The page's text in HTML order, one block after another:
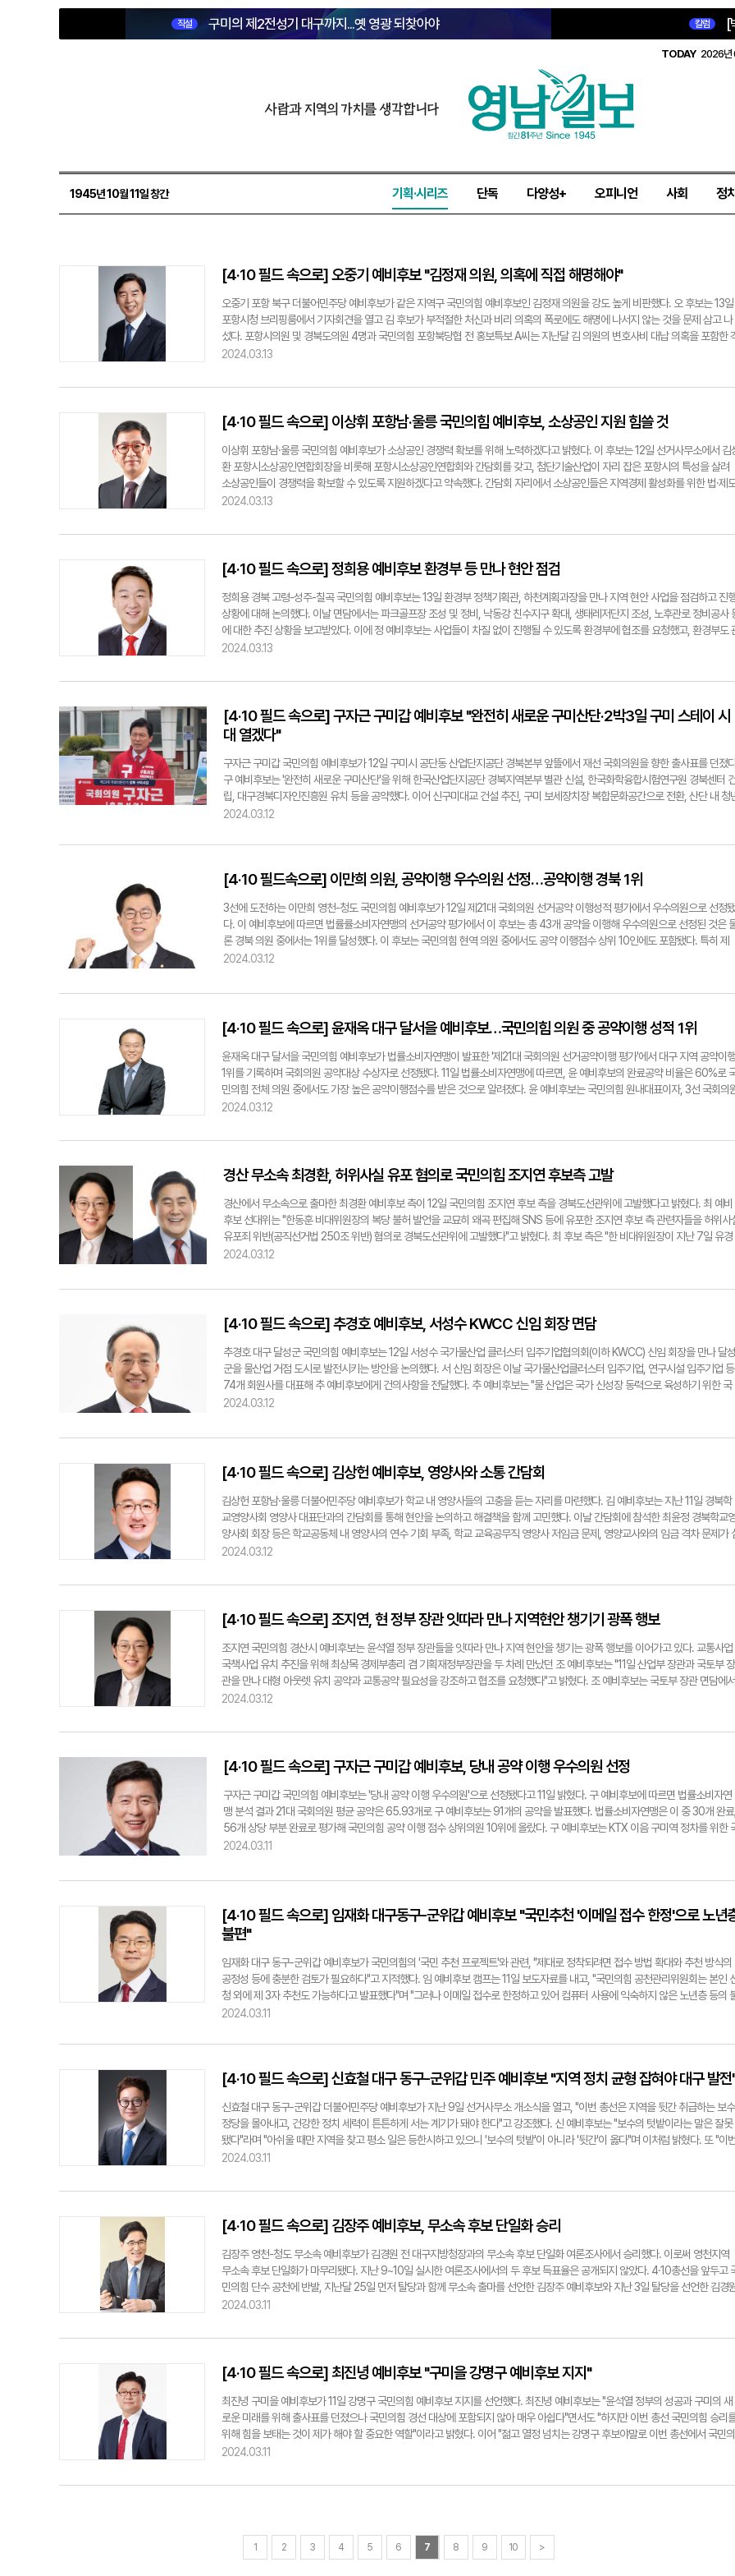
직설 구미의 제2전성기 대구까지...옛 영광 되찾아야 칼럼 [
TODAY 2026년
사람과 지역의 가치를 생각합니다
1945년 10월 11일 창간 기획·시리즈 단독 다양성+ 오피니언 사회 정치
[4·10 필드 속으로] 오중기 예비후보 "김정재 의원, 의혹에 직접 해명해야"
오중기 포항 북구 더불어민주당 예비후보가 같은 지역구 국민의힘 예비후보인 김정재 의원을 강도 높게 비판했다. 오 후보는 13일
포항시청 브리핑룸에서 기자회견을 열고 김 후보가 부적절한 처신과 비리 의혹의 폭로에도 해명에 나서지 않는 것을 문제 삼고 나
섰다. 포항시의원 및 경북도의원 4명과 국민의힘 포항북당협 전 홍보특보 A씨는 지난달 김 의원의 변호사비 대납 의혹을 포함한
종 비리를 폭로하는 기자회견을 잇따라 열었으며, 이에 김 의원 측은 "명백한 허위사실이다"라고 주장한 바 있다. 오중기 예비후보
다"라며 "만약 비리 의혹이 단 하나라도 사실로 밝혀진다면 의원직을 즉각 사퇴하겠다고 약속하라"고 요구했다. 전준혁기자
2024.03.13
[4·10 필드 속으로] 이상휘 포항남·울릉 국민의힘 예비후보, 소상공인 지원 힘쓸 것
이상휘 포항남·울릉 국민의힘 예비후보가 소상공인 경쟁력 확보를 위해 노력하겠다고 밝혔다. 이 후보는 12일 선거사무소에서 김
환 포항시소상공인연합회장을 비롯해 포항시소상공인연합회와 간담회를 갖고, 첨단기술산업이 자리 잡은 포항시의 특성을 살려
소상공인들이 경쟁력을 확보할 수 있도록 지원하겠다고 약속했다. 간담회 자리에서 소상공인들은 지역경제 활성화를 위한 법·제
적 보완, 정책 방향, 근무 현장에서 느끼는 애로사항 등을 건의했다. 이상휘 예비후보는 "소상공인과 중소 자영업자의 위기는 우리
골목상권의 보호를 위한 법 개정과 지역경제 활성화를 위한 예산 증액을 위해 전력을 기울이겠다"고 말했다. 전준혁기자
2024.03.13
[4·10 필드 속으로] 정희용 예비후보 환경부 등 만나 현안 점검
정희용 경북 고령-성주-칠곡 국민의힘 예비후보는 13일 환경부 정책기획관, 하천계획과장을 만나 지역 현안 사업을 점검하고 진
상황에 대해 논의했다. 이날 면담에서는 파크골프장 조성 및 정비, 낙동강 친수지구 확대, 생태레저단지 조성, 노후관로 정비공사
에 대한 추진 상황을 보고받았다. 이에 정 예비후보는 사업들이 차질 없이 진행될 수 있도록 환경부에 협조를 요청했고, 환경부도
련 사업들을 적극 지원하겠다고 답변했다. 정 예비후보는 "파크골프장 이용자가 많이 늘면서 지역도 파크골프장 증설을 요청하는
수 있도록 환경부·3개 군과 함께 방안을 모색해 나가겠다"고 말했다. 이어 "평소 지역 발전을 위해서라면 부처 장관부터 사업 실무
겠다"고 말했다. 임호기자 tiger35@yeongnam.com
2024.03.13
[4·10 필드 속으로] 구자근 구미갑 예비후보 "완전히 새로운 구미산단·2박3일 구미 스테이 시
대 열겠다"
구자근 구미갑 국민의힘 예비후보가 12일 구미시 공단동 산업단지공단 경북본부 앞뜰에서 재선 국회의원을 향한 출사표를 던졌
구 예비후보는 '완전히 새로운 구미산단'을 위해 한국산업단지공단 경북지역본부 별관 신설, 한국화학융합시험연구원 경북센터
립, 대구경북디자인진흥원 유치 등을 공약했다. 이어 신구미대교 건설 추진, 구미 보세장치장 복합문화공간으로 전환, 산단 내 청
근로자임대주택 단지 조성 등 산단 근로자의 정주 여건 개선과 문화시설 확충계획을 밝혔다. '2박 3일 구미 스테이 시대'를 선언하
약도 제시했다. 구 예비후보는 "지난 4년 동안 구미 산업단지의 발전과 시민 여러분들의 더 나은 삶을 위한 밑그림을 그렸다"며 "
ygpark@yeongnam.com구자근 구미갑 국민의힘 예비후보가 12일 산업단지공단 경북본부 앞뜰에서 출마선언과 함께 구미 재
2024.03.12
[4·10 필드속으로] 이만희 의원, 공약이행 우수의원 선정…공약이행 경북 1위
3선에 도전하는 이만희 영천-청도 국민의힘 예비후보가 12일 제21대 국회의원 선거공약 이행성적 평가에서 우수의원으로 선정됐
다. 이 예비후보에 따르면 법률률소비자연맹의 선거공약 평가에서 이 후보는 총 43개 공약을 이행해 우수의원으로 선정된 것은
론 경북 의원 중에서는 1위를 달성했다. 이 후보는 국민의힘 현역 의원 중에서도 공약 이행점수 상위 10인에도 포함됐다. 특히 제
20대 국회에 이어 2회 연속으로 국회 공약이행 우수의원으로 선정됐다. 이 의원은 제21대 국회의원 재임 기간 영천경마공원 착공,
jjhoon@yeongnam.com국민의힘 이만희 의원
2024.03.12
[4·10 필드 속으로] 윤재옥 대구 달서을 예비후보…국민의힘 의원 중 공약이행 성적 1위
윤재옥 대구 달서을 국민의힘 예비후보가 법률소비자연맹이 발표한 '제21대 국회의원 선거공약이행 평가'에서 대구 지역 공약이행
1위를 기록하며 국회의원 공약대상 수상자로 선정됐다. 11일 법률소비자연맹에 따르면, 윤 예비후보의 완료공약 비율은 60%로
민의힘 전체 의원 중에서도 가장 높은 공약이행점수를 받은 것으로 알려졌다. 윤 예비후보는 국민의힘 원내대표이자, 3선 국회의
으로 지난 3년 연속 공약이행 우수 의원으로 선정되면서 "한 말은 반드시 지키는 국회의원"의 면모를 다시 한번 입증했다. 특히 21
증축 등 지역 현안을 해결해왔다. 윤 대표는 "주민과의 약속을 지키는 것을 최우선 목표로 의정활동에 임해왔다"며 "앞으로도 더 낮
tiger35@yeongnam.com윤재옥 예비후보
2024.03.12
경산 무소속 최경환, 허위사실 유포 혐의로 국민의힘 조지연 후보측 고발
경산에서 무소속으로 출마한 최경환 예비후보 측이 12일 국민의힘 조지연 후보 측을 경북도선관위에 고발했다고 밝혔다. 최 예비
후보 선대위는 "한동훈 비대위원장의 복당 불허 발언을 교묘히 왜곡 편집해 SNS 등에 유포한 조지연 후보 측 관련자들을 허위사
유포죄 위반(공직선거법 250조 위반) 혐의로 경북도선관위에 고발했다"고 밝혔다. 최 후보 측은 "한 비대위원장이 지난 7일 유경
준, 이채익 의원 2명이 시스템 공천 결과에 반발, 이의 신청과 무소속 출마하려는 데 대한 언론 질의를 받고 시스템 공천에 불복하
이 착각을 일으키게 교묘하게 편집했을 뿐만 아니라 일부 게시물은 상대 후보를 비방하는 내용도 포함됐다고 주장했다. 최 후보 측
은 "최경환 후보는 국민의힘에 입당한 적이 없고 공천 신청을 한 적도 없다"며 "공천에 반발해 탈당한 사람과 같이 비교해 복당을 불
허한다는 식으로 허위 사실을 유포한 것은 선거법 위반"이라고 했다. 경북도선관위는 조지연 후보 측에 허위사실 게시물의 유포 중
단과 삭제를 지시했다. 조지연 후보 측은 "당시 지역 일간지에 소개된 기사를 그대로 인용해 SNS 등에 올린 것일 뿐"이라며 "일반
단순 지지자가 인용된 SNS 게시물에 댓글을 단 것으로 우리 캠프와는 전혀 관련이 없다"라고 반박했다. 박성우기자
parksw@yeongnam.com조지연(왼쪽) 예비후보, 최경환 예비후보
2024.03.12
[4·10 필드 속으로] 추경호 예비후보, 서성수 KWCC 신임 회장 면담
추경호 대구 달성군 국민의힘 예비후보는 12일 서성수 국가물산업 클러스터 입주기업협의회(이하 KWCC) 신임 회장을 만나 달성
군을 물산업 거점 도시로 발전시키는 방안을 논의했다. 서 신임 회장은 이날 국가물산업클러스터 입주기업, 연구시설 입주기업 등
74개 회원사를 대표해 추 예비후보에게 건의사항을 전달했다. 추 예비후보는 "물 산업은 국가 신성장 동력으로 육성하기 위한 국
가 전략의 일환"이라며 "서 회장이 건의한 물산업 컨트롤타워 역할을 할 '한국물산업진흥원 ( 가칭 )' 설립 등 국가물산업클러스터의
tiger35@yeongnam.com추경호 예비후보
2024.03.12
[4·10 필드 속으로] 김상헌 예비후보, 영양사와 소통 간담회
김상헌 포항남·울릉 더불어민주당 예비후보가 학교 내 영양사들의 고충을 듣는 자리를 마련했다. 김 예비후보는 지난 11일 경북학
교영양사회 영양사 대표단과의 간담회를 통해 현안을 논의하고 해결책을 함께 고민했다. 이날 간담회에 참석한 최윤정 경북학교
양사회 회장 등은 학교공동체 내 영양사의 연수 기회 부족, 학교 교육공무직 영양사 저임금 문제, 영양교사와의 임금 격차 문제가
각하다고 토로했다. 이어 해결책으로 최소 25일 이상의 연수 확대 및 각종 수당 지급 등을 요구했다. 이에 김 예비후보는 "이번 간담
연수 기회를 확대하고 식생활 지도수당과 겸임 수당이 지급될 수 있도록 최선을 다하겠다"고 밝혔다. 전준혁기자
2024.03.12
[4·10 필드 속으로] 조지연, 현 정부 장관 잇따라 만나 지역현안 챙기기 광폭 행보
조지연 국민의힘 경산시 예비후보는 윤석열 정부 장관들을 잇따라 만나 지역 현안을 챙기는 광폭 행보를 이어가고 있다. 교통사업
국책사업 유치 추진을 위해 최상목 경제부총리 겸 기획재정부장관을 두 차례 만났던 조 예비후보는 "11일 산업부 장관과 국토부 장
관을 만나 대형 아웃렛 유치 공약과 교통공약 필요성을 강조하고 협조를 요청했다"고 밝혔다. 조 예비후보는 국토부 장관 면담에서
도시철도 1·2호선 순환선 구축 등 교통현안과 관련, "교통은 물류와 산업의 핵심 기반으로 지역 경제 활성화, 시민편의와 직결되는
경산지식산업지구 내 대형 아웃렛 유치에 대한 적극적인 협조와 지원을 요청했다. 조 후보는 "도시철도 1·2호선 순환선 구축, 대형
parksw@yeongnam.com조지연
2024.03.12
[4·10 필드 속으로] 구자근 구미갑 예비후보, 당내 공약 이행 우수의원 선정
구자근 구미갑 국민의힘 예비후보는 '당내 공약 이행 우수의원'으로 선정됐다고 11일 밝혔다. 구 예비후보에 따르면 법률소비자연
맹 분석 결과 21대 국회의원 평균 공약은 65.93개로 구 예비후보는 91개의 공약을 발표했다. 법률소비자연맹은 이 중 30개 완료,
56개 상당 부분 완료로 평가해 국민의힘 공약 이행 점수 상위의원 10위에 올랐다. 구 예비후보는 KTX 이음 구미역 정차를 위한
토부의 예비타당성 조사 통과와 기본계획 착수, 신구미대교 건설을 위한 국비 예산 200억 원 확보, 반도체특화단지, 방산 혁신 클
기자 ygpark@yeongnam.com구자근 예비후보
2024.03.11
[4·10 필드 속으로] 임재화 대구동구-군위갑 예비후보 "국민추천 '이메일 접수 한정'으로 노년
불편"
임재화 대구 동구-군위갑 예비후보가 국민의힘의 '국민 추천 프로젝트'와 관련, "제대로 정착되려면 접수 방법 확대와 추천 방식의
공정성 등에 충분한 검토가 필요하다"고 지적했다. 임 예비후보 캠프는 11일 보도자료를 내고, "국민의힘 공천관리위원회는 본인
청 외에 제 3자 추천도 가능하다고 발표했다"며 "그러나 이메일 접수로 한정하고 있어 컴퓨터 사용에 익숙하지 않은 노년층 등의
편이 계속됐다"고 꼬집었다. 이어 "캠프에서도 이메일 계정 생성과 메일 발송 방법 등을 안내하고 있으나, 지역 유권자의 불편과 접
지자들이 써준 추천서의 접수 처리방식에 대해서도 골몰하고 있다"고 토로했다. 캠프는 "앞으로 국민 추천 프로젝트가 제대로 정
다. 서민지기자 mjs858@yeongnam.com임재화 대구 동구-군위갑 예비후보
2024.03.11
[4·10 필드 속으로] 신효철 대구 동구-군위갑 민주 예비후보 "지역 정치 균형 잡혀야 대구 발
신효철 대구 동구-군위갑 더불어민주당 예비후보가 지난 9일 선거사무소 개소식을 열고, "이번 총선은 지역을 뒷간 취급하는 보수
정당을 몰아내고, 건강한 정치 세력이 튼튼하게 서는 계기가 돼야 한다"고 강조했다. 신 예비후보는 "보수의 텃밭이라는 말은 잘못
됐다"라며 "아쉬울 때만 지역을 찾고 평소 일은 등한시하고 있으니 '보수의 텃밭'이 아니라 '뒷간'이 옳다"며 이처럼 밝혔다. 또 "이번
선거에서는 반드시 일당 독주 중인 지역 정치의 균형이 잡혀야 대구가 발전할 수 있다"고 주장했다. 공약으로는 △지역 명문 중·고
원 구립 공공학원 개설 등을 내세웠다. 이날 개소식에는 200여 명의 지역 출신 정치인 및 관련 인사, 지지자들이 모여 신 예비후보
구-군위갑 민주당 예비후보가 선거사무소 개소식을 가졌다. 신효철 예비후보 제공
2024.03.11
[4·10 필드 속으로] 김장주 예비후보, 무소속 후보 단일화 승리
김장주 영천-청도 무소속 예비후보가 김경원 전 대구지방청장과의 무소속 후보 단일화 여론조사에서 승리했다. 이로써 영천지역
무소속 후보 단일화가 마무리됐다. 지난 9~10일 실시한 여론조사에서의 두 후보 득표율은 공개되지 않았다. 4·10총선을 앞두고
민의힘 단수 공천에 반발, 지난달 25일 먼저 탈당과 함께 무소속 출마를 선언한 김장주 예비후보와 지난 3일 탈당을 선언한 김경
예비후보는 지역 원로 및 시민단체 등이 참석한 가운데 후보 단일화에 전격 합의 한 바 있다. 두 후보는 12일 오전에 함께 기자회견
예비후보측에서는 내일 기자회견을 감안해 이날 별다른 논평을 내지 않았다. 유시용기자 ysy@yeongnam.com김장주
2024.03.11
[4·10 필드 속으로] 최진녕 예비후보 "구미을 강명구 예비후보 지지"
최진녕 구미을 예비후보가 11일 강명구 국민의힘 예비후보 지지를 선언했다. 최진녕 예비후보는 "윤석열 정부의 성공과 구미의 새
로운 미래를 위해 출사표를 던졌으나 국민의힘 경선 대상에 포함되지 않아 매우 아쉽다"면서도 "하지만 이번 총선 국민의힘 승리
위해 힘을 보태는 것이 제가 해야 할 중요한 역할"이라고 밝혔다. 이어 "젊고 열정 넘치는 강명구 후보야말로 이번 총선에서 국민의
힘 세대교체와 보수의 혁신을 상징적으로 보여줄 인물"이라며 지지 이유를 설명했다. 이에 강 예비후보는 "진심으로 존경하며 감사
지혜와 경험을 모두 전수받아 구미를 다시 영광의 시대로 돌려놓겠다"는 의지를 밝혔다. 한편, 경선을 앞두고 강 예비후보는 지난
2024.03.11
1 2 3 4 5 6 7 8 9 10 >